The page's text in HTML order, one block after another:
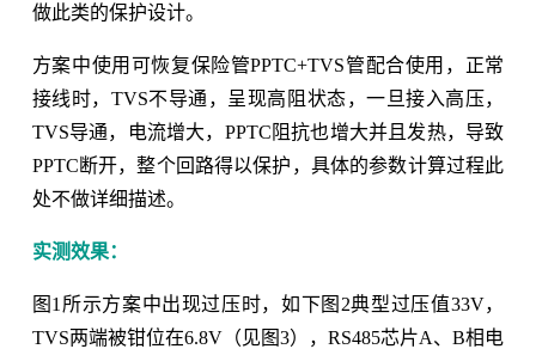
做此类的保护设计。
方案中使用可恢复保险管PPTC+TVS管配合使用，正常
接线时，TVS不导通，呈现高阻状态，一旦接入高压，
TVS导通，电流增大，PPTC阻抗也增大并且发热，导致
PPTC断开，整个回路得以保护，具体的参数计算过程此
处不做详细描述。
实测效果：
图1所示方案中出现过压时，如下图2典型过压值33V，
TVS两端被钳位在6.8V（见图3），RS485芯片A、B相电